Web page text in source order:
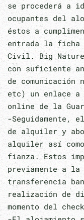
se procederá a
ocupantes del
éstos a
entrada la ficha
Civil. Big
con suficiente
de comunicación
etc) un enlace
online de la
-Seguidamente,
de alquiler y
alquiler así
fianza. Estos
previamente a la
transferencia
realización de
momento del